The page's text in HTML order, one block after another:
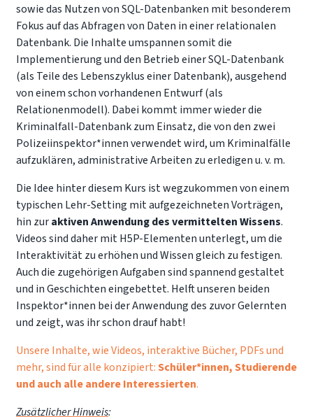
sowie das Nutzen von SQL-Datenbanken mit besonderem
Fokus auf das Abfragen von Daten in einer relationalen
Datenbank. Die Inhalte umspannen somit die
Implementierung und den Betrieb einer SQL-Datenbank
(als Teile des Lebenszyklus einer Datenbank), ausgehend
von einem schon vorhandenen Entwurf (als
Relationenmodell). Dabei kommt immer wieder die
Kriminalfall-Datenbank zum Einsatz, die von den zwei
Polizeiinspektor*innen verwendet wird, um Kriminalfälle
aufzuklären, administrative Arbeiten zu erledigen u. v. m.
Die Idee hinter diesem Kurs ist wegzukommen von einem
typischen Lehr-Setting mit aufgezeichneten Vorträgen,
hin zuraktiven Anwendung des vermittelten Wissens.
Videos sind daher mit H5P-Elementen unterlegt, um die
Interaktivität zu erhöhen und Wissen gleich zu festigen.
Auch die zugehörigen Aufgaben sind spannend gestaltet
und in Geschichten eingebettet. Helft unseren beiden
Inspektor*innen bei der Anwendung des zuvor Gelernten
und zeigt, was ihr schon drauf habt!
Unsere Inhalte, wie Videos, interaktive Bücher, PDFs und
mehr, sind für alle konzipiert:Schüler*innen, Studierende
und auch alle andere Interessierten.
Zusätzlicher Hinweis: